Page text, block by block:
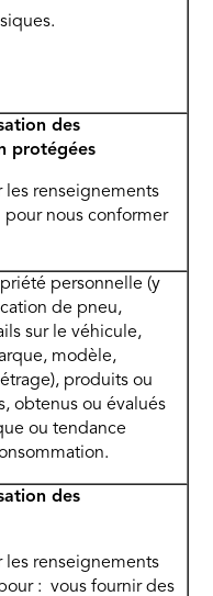
des
protégées
les renseignements
nous conformer
personnelle (y
de pneu,
sur le véhicule,
modèle,
produits ou
obtenus ou évalués
ou tendance
des
les renseignements
: vous fournir des